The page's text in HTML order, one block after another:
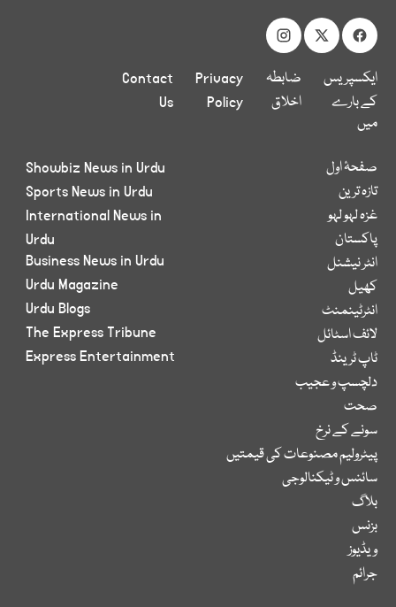
ایکسپریس
کے بارے
میں
ضابطہ
اخلاق
Privacy
Policy
Contact
Us
صفحۂ اول
تازہ ترین
غزہ لہو لہو
پاکستان
انٹر نیشنل
کھیل
انٹرٹینمنٹ
لائف اسٹائل
ٹاپ ٹرینڈ
دلچسپ و عجیب
صحت
سونے کے نرخ
پیٹرولیم مصنوعات کی قیمتیں
سائنس و ٹیکنالوجی
بلاگ
بزنس
ویڈیوز
جرائم
Showbiz News in Urdu
Sports News in Urdu
International News in
Urdu
Business News in Urdu
Urdu Magazine
Urdu Blogs
The Express Tribune
Express Entertainment